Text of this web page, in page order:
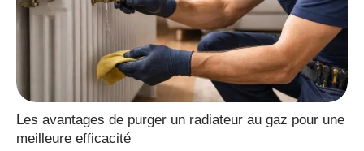
Les avantages de purger un radiateur au gaz pour une
meilleure efficacité